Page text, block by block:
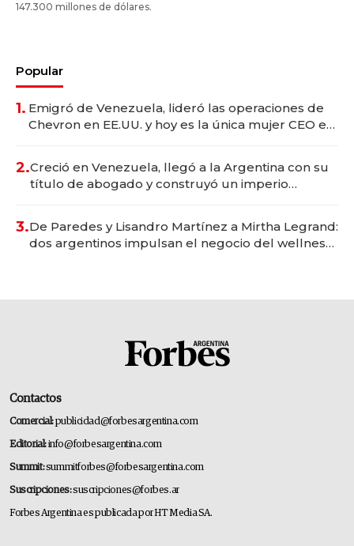
147.300 millones de dólares.
Popular
1. Emigró de Venezuela, lideró las operaciones de
Chevron en EE.UU. y hoy es la única mujer CEO en
2.Creció en Venezuela, llegó a la Argentina con su
título de abogado y construyó un imperio
3.De Paredes y Lisandro Martínez a Mirtha Legrand:
dos argentinos impulsan el negocio del wellness
Contactos
Comercial:publicidad@forbesargentina.com
Editorial:info@forbesargentina.com
Summit:summitforbes@forbesargentina.com
Suscripciones:suscripciones@forbes.ar
Forbes Argentina es publicada por HT Media SA.